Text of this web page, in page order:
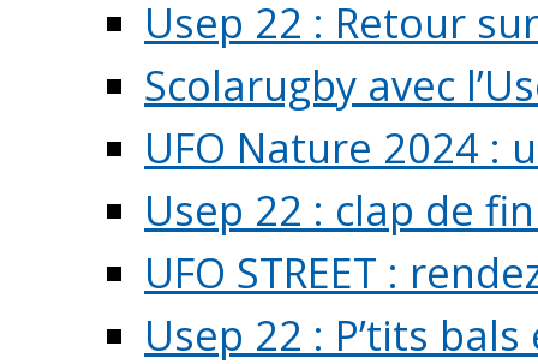
Usep 22 : Retour
Scolarugby avec
UFO Nature 2024 :
Usep 22 : clap de
UFO STREET :
Usep 22 : P’tits